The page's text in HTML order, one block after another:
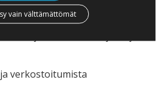
vaaditaan
verkostoitumista
vain välttämättömät